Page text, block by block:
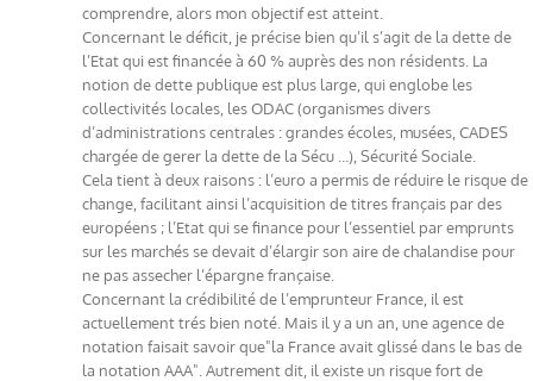
comprendre, alors mon objectif est atteint.
Concernant le déficit, je précise bien qu’il s’agit de la dette de
l’Etat qui est financée à 60 % auprès des non résidents. La
notion de dette publique est plus large, qui englobe les
collectivités locales, les ODAC (organismes divers
d’administrations centrales : grandes écoles, musées, CADES
chargée de gerer la dette de la Sécu …), Sécurité Sociale.
Cela tient à deux raisons : l’euro a permis de réduire le risque de
change, facilitant ainsi l’acquisition de titres français par des
européens ; l’Etat qui se finance pour l’essentiel par emprunts
sur les marchés se devait d’élargir son aire de chalandise pour
ne pas assecher l’épargne française.
Concernant la crédibilité de l’emprunteur France, il est
actuellement trés bien noté. Mais il y a un an, une agence de
notation faisait savoir que"la France avait glissé dans le bas de
la notation AAA". Autrement dit, il existe un risque fort de